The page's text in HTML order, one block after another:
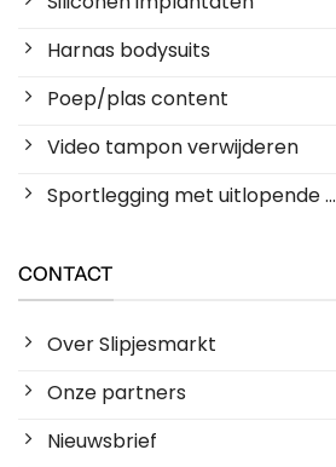
Harnas bodysuits
Poep/plas content
Video tampon verwijderen
Sportlegging met uitlopende ...
CONTACT
Over Slipjesmarkt
Onze partners
Nieuwsbrief